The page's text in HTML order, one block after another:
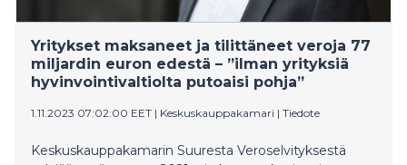
Yritykset maksaneet ja tilittäneet veroja 77
miljardin euron edestä – ”ilman yrityksiä
hyvinvointivaltiolta putoaisi pohja”
1.11.2023 07:02:00 EET | Keskuskauppakamari | Tiedote
Keskuskauppakamarin Suuresta Veroselvityksestä